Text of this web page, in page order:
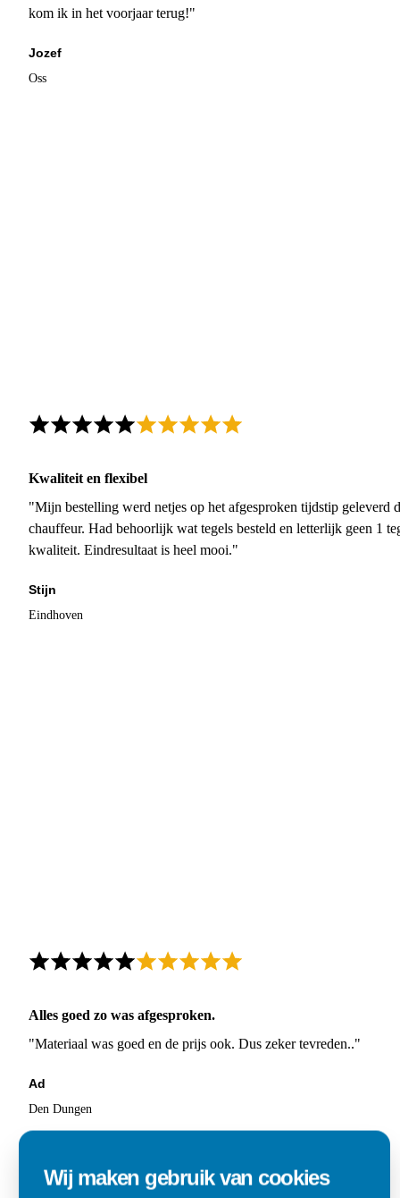
kom ik in het voorjaar terug!"
Jozef
Oss
Kwaliteit en flexibel
"Mijn bestelling werd netjes op het afgesproken tijdstip geleverd
chauffeur. Had behoorlijk wat tegels besteld en letterlijk geen 1
kwaliteit. Eindresultaat is heel mooi."
Stijn
Eindhoven
Alles goed zo was afgesproken.
"Materiaal was goed en de prijs ook. Dus zeker tevreden.."
Ad
Den Dungen
Wij maken gebruik van cookies